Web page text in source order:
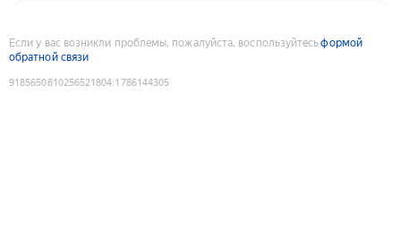
Если у вас возникли проблемы, пожалуйста, воспользуйтесьформой
обратной связи
9185650810256521804:1786144305